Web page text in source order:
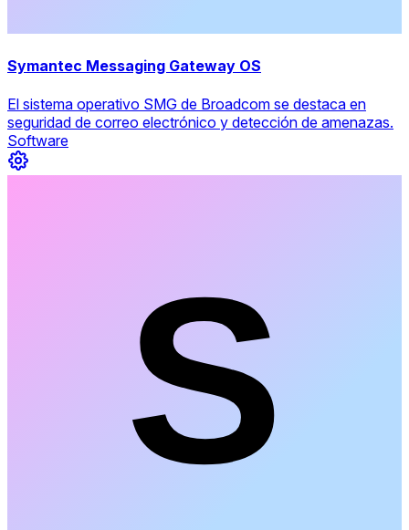
Symantec Messaging Gateway OS
El sistema operativo SMG de Broadcom se destaca en
seguridad de correo electrónico y detección de amenazas.
Software